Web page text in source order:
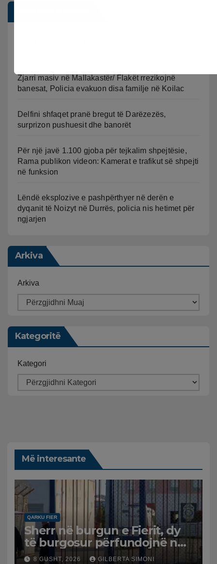
Zjarri masiv në Mallakastër/ Flakët rrezikojnë
banesat, Policia evakuon disa familje në Koilac
Delfini shfaqet pranë bregut të Darëzezës,
surprizon pushuesit dhe banorët
Për një javë 1.100 gjoba për tejkalim shpejtësie,
Rama publikon videon: Kamerat e trafikut së shpejti
në funksion
Lëndë eksplozive e pashpërthyer në derën e
dyqanit të Noizyt në Durrës, policia nis hetimet për
ngjarjen
Arkiva
Arkiva
Kategoritë
Kategori
Më interesante
QARKU FIER
Sherr në burgun e Fierit, dy
të burgosur përfundojnë në
spital
8 GUSHT, 2026 GILBERTA SIMONI